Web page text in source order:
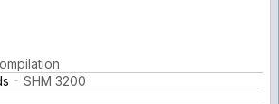
SHM 3200